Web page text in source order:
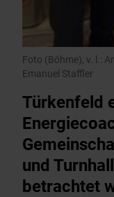
Foto (Böhme), v. l.:
Emanuel Staffler
Türkenfeld
und
betrachtet